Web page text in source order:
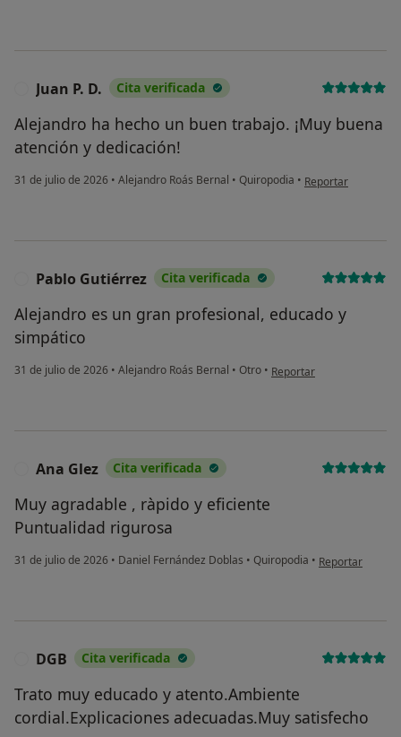
Juan P. D. Cita verificada
Alejandro ha hecho un buen trabajo. ¡Muy buena
atención y dedicación!
31 de julio de 2026 • Alejandro Roás Bernal • Quiropodia • en opinión del
Reportar
Pablo Gutiérrez Cita verificada
Alejandro es un gran profesional, educado y
simpático
31 de julio de 2026 • Alejandro Roás Bernal • Otro • en opinión del usuario
Reportar
Ana Glez Cita verificada
Muy agradable , ràpido y eficiente
Puntualidad rigurosa
31 de julio de 2026 • Daniel Fernández Doblas • Quiropodia • en opinión del
Reportar
DGB Cita verificada
Trato muy educado y atento.Ambiente
cordial.Explicaciones adecuadas.Muy satisfecho
psicológico?
Sí, varias veces
Sí, una vez